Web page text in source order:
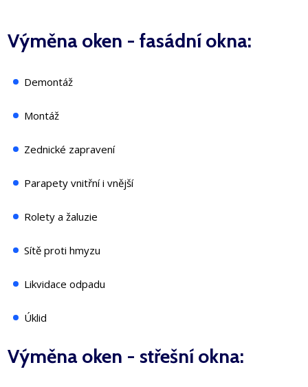
Výměna oken - fasádní okna:
Demontáž
Montáž
Zednické zapravení
Parapety vnitřní i vnější
Rolety a žaluzie
Sítě proti hmyzu
Likvidace odpadu
Úklid
Výměna oken - střešní okna: